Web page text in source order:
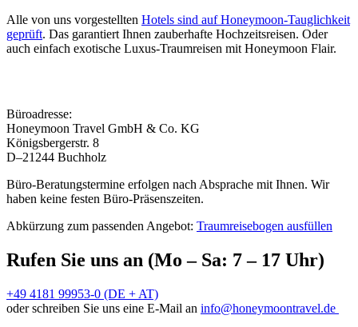
Alle von uns vorgestellten Hotels sind auf Honeymoon-Tauglichkeit
geprüft. Das garantiert Ihnen zauberhafte Hochzeitsreisen. Oder
auch einfach exotische Luxus-Traumreisen mit Honeymoon Flair.
Büroadresse:
Honeymoon Travel GmbH & Co. KG
Königsbergerstr. 8
D–21244 Buchholz
Büro-Beratungstermine erfolgen nach Absprache mit Ihnen. Wir
haben keine festen Büro-Präsenszeiten.
Abkürzung zum passenden Angebot: Traumreisebogen ausfüllen
Rufen Sie uns an (Mo – Sa: 7 – 17 Uhr)
+49 4181 99953-0 (DE + AT)
oder schreiben Sie uns eine E-Mail an info@honeymoontravel.de